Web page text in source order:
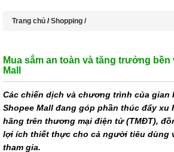
Trang chủ /Shopping /
Mua sắm an toàn và tăng trưởng
Mall
Các chiến dịch và chương trình của gian
Shopee Mall đang góp phần thúc đẩy xu
hãng trên thương mại điện tử (TMĐT),
lợi ích thiết thực cho cả người tiêu dùng
tham gia.